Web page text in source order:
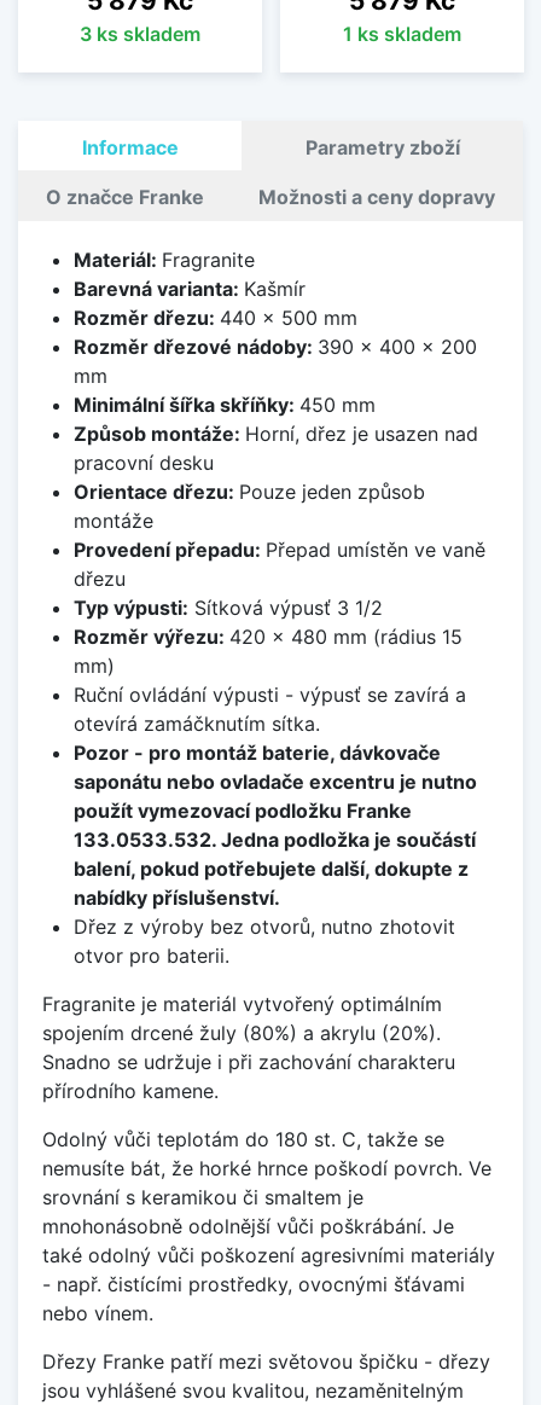
3 ks skladem 1 ks skladem
Informace Parametry zboží
O značce Franke Možnosti a ceny dopravy
Materiál: Fragranite
Barevná varianta: Kašmír
Rozměr dřezu: 440 x 500 mm
Rozměr dřezové nádoby: 390 x 400 x 200
mm
Minimální šířka skříňky: 450 mm
Způsob montáže: Horní, dřez je usazen nad
pracovní desku
Orientace dřezu: Pouze jeden způsob
montáže
Provedení přepadu: Přepad umístěn ve vaně
dřezu
Typ výpusti: Sítková výpusť 3 1/2
Rozměr výřezu: 420 x 480 mm (rádius 15
mm)
Ruční ovládání výpusti - výpusť se zavírá a
otevírá zamáčknutím sítka.
Pozor - pro montáž baterie, dávkovače
saponátu nebo ovladače excentru je nutno
použít vymezovací podložku Franke
133.0533.532. Jedna podložka je součástí
balení, pokud potřebujete další, dokupte z
nabídky příslušenství.
Dřez z výroby bez otvorů, nutno zhotovit
otvor pro baterii.
Fragranite je materiál vytvořený optimálním
spojením drcené žuly (80%) a akrylu (20%).
Snadno se udržuje i při zachování charakteru
přírodního kamene.
Odolný vůči teplotám do 180 st. C, takže se
nemusíte bát, že horké hrnce poškodí povrch. Ve
srovnání s keramikou či smaltem je
mnohonásobně odolnější vůči poškrábání. Je
také odolný vůči poškození agresivními materiály
- např. čistícími prostředky, ovocnými šťávami
nebo vínem.
Dřezy Franke patří mezi světovou špičku - dřezy
jsou vyhlášené svou kvalitou, nezaměnitelným